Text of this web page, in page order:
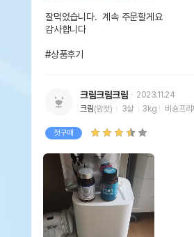
잘먹었습니다.  계속 주문할게요
감사합니다
#상품후기
크림크림크림
2023.11.24
크림(암컷) 3살 3kg 비숑프리
첫구매